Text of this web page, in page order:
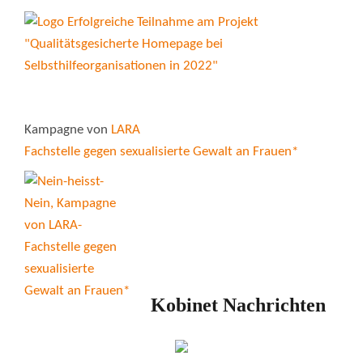
Kampagne von LARA
Fachstelle gegen sexualisierte Gewalt an Frauen*
Kobinet Nachrichten